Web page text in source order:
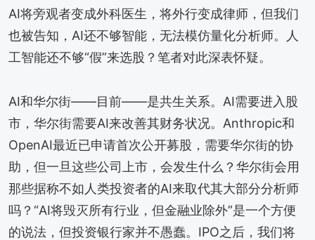
AI将旁观者变成外科医生，将外行变成律师，但我们
也被告知，AI还不够智能，无法模仿量化分析师。人
工智能还不够“假”来选股？笔者对此深表怀疑。
AI和华尔街——目前——是共生关系。AI需要进入股
市，华尔街需要AI来改善其财务状况。Anthropic和
OpenAI最近已申请首次公开募股，需要华尔街的协
助，但一旦这些公司上市，会发生什么？华尔街会用
那些据称不如人类投资者的AI来取代其大部分分析师
吗？“AI将毁灭所有行业，但金融业除外”是一个方便
的说法，但投资银行家并不愚蠢。IPO之后，我们将